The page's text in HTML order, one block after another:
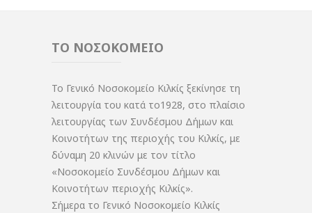
ΤΟ ΝΟΣΟΚΟΜΕΙΟ
Το Γενικό Νοσοκομείο Κιλκίς ξεκίνησε τη
λειτουργία του κατά το1928, στο πλαίσιο
λειτουργίας των Συνδέσμου Δήμων και
Κοινοτήτων της περιοχής του Κιλκίς, με
δύναμη 20 κλινών με τον τίτλο
«Νοσοκομείο Συνδέσμου Δήμων και
Κοινοτήτων περιοχής Κιλκίς».
Σήμερα το Γενικό Νοσοκομείο Κιλκίς